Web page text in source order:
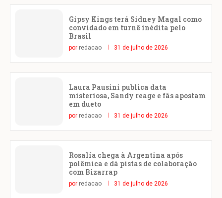
Gipsy Kings terá Sidney Magal como
convidado em turnê inédita pelo
Brasil
por redacao 31 de julho de 2026
Laura Pausini publica data
misteriosa, Sandy reage e fãs apostam
em dueto
por redacao 31 de julho de 2026
Rosalía chega à Argentina após
polêmica e dá pistas de colaboração
com Bizarrap
por redacao 31 de julho de 2026